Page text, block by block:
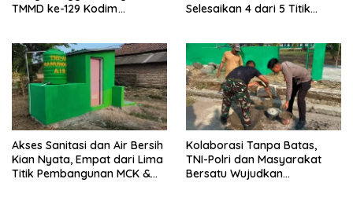
TMMD ke-129 Kodim
Sinergi dan Kebersamaan
Selesaikan 4 dari 5 Titik
Masyarakat
Akses Sanitasi dan Air Bersih
Kian Nyata, Empat dari Lima
Titik Pembangunan MCK &
Kolaborasi Tanpa Batas,
TNI-Polri dan Masyarakat
Bersatu Wujudkan